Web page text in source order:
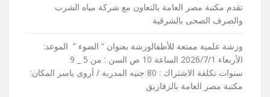
تقدم مكتبة مصر العامة بالتعاون مع شركة مياه الشرب
والصرف الصحى بالشرقية
ورشة علمية ممتعة للأطفالورشة بعنوان ” الضوء ” الموعد:
الأربعاء 2026/7/1 الساعة 10 ص السن : من 5 _ 9
سنوات تكلفة الاشتراك : 80 جنيه المدربة / أروى ياسر المكان:
مكتبة مصر العامة بالزقازيق